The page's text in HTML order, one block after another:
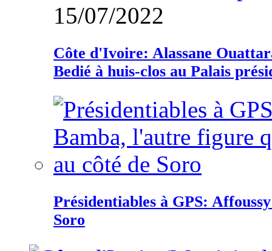
15/07/2022
Côte d'Ivoire: Alassane
Bedié à huis-clos au Palais
Présidentiables à GPS:
Soro